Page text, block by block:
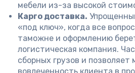
мебели из-за высокой
Карго доставка.
«под ключ», когда все
таможне и оформлению
логистическая компания.
сборных грузов и